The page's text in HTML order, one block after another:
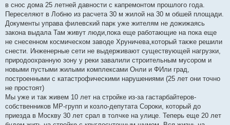
щ
е
н
и
е
в снос дома 25 летней давности с капремонтом прошлого года.
Переселяют в Лобню из расчета 30 м жилой на 30 м обшей площади.
Документы управа филевский парк уже жителям не дожижаясь
закона выдала Там живут люди,пока еще работающие на пока еще
не снесенном космическом заводе Хруничева,который также решили
снести. Инженерные сети не выдерживают существующей нагрузки,
природоохранную зону у реки завалили строительным мусором и
новыми пустыми жилыми комплексами Онли и ФИли град,
построенными с катастрофическими нарушениями (25 лет они точно
не простоят)
Мы уже и так живем 10 лет на стройке из-за гастарбайтеров-
собственников МР-групп и козло-депутата Сороки, который до
приезда в Москву 30 лет срал в толчке на улице. Теперь еще 20 лет